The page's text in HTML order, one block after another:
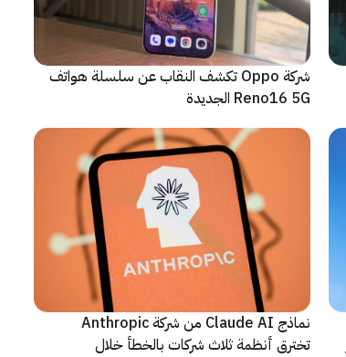
شركة Oppo تكشف النقاب عن سلسلة هواتف
Reno16 5G الجديدة
نماذج Claude AI من شركة Anthropic
تخترق أنظمة ثلاث شركات بالخطأ خلال